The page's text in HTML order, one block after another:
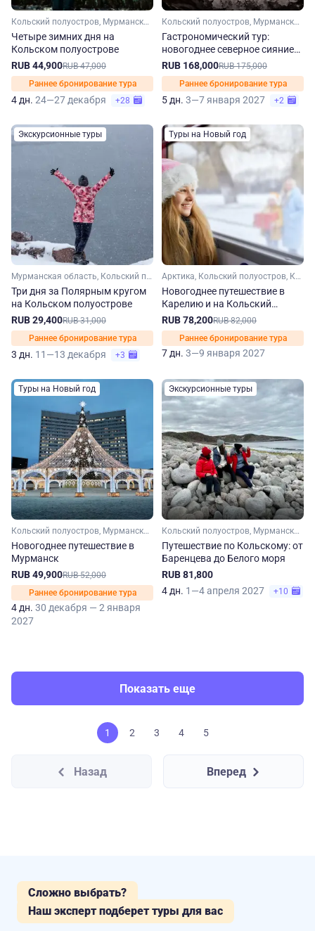
Кольский полуостров, Мурманская область, Арктика
Четыре зимних дня на
Кольском полуострове
RUB 44,900RUB 47,000
Раннее бронирование тура
4 дн. 24—27 декабря +28
Кольский полуостров, Мурманская область, Арктика
Гастрономический тур:
новогоднее северное сияние
на Кольском полуострове
RUB 168,000RUB 175,000
Раннее бронирование тура
5 дн. 3—7 января 2027 +2
Экскурсионные туры
Мурманская область, Кольский полуостров, Арктика
Три дня за Полярным кругом
на Кольском полуострове
RUB 29,400RUB 31,000
Раннее бронирование тура
3 дн. 11—13 декабря +3
Туры на Новый год
Арктика, Кольский полуостров, Карелия, Мурманская область
Новогоднее путешествие в
Карелию и на Кольский
полуостров из Санкт-
Петербурга
RUB 78,200RUB 82,000
Раннее бронирование тура
7 дн. 3—9 января 2027
Туры на Новый год
Кольский полуостров, Мурманская область, Арктика
Новогоднее путешествие в
Мурманск
RUB 49,900RUB 52,000
Раннее бронирование тура
4 дн. 30 декабря — 2 января
2027
Экскурсионные туры
Кольский полуостров, Мурманская область, Арктика
Путешествие по Кольскому: от
Баренцева до Белого моря
RUB 81,800
4 дн. 1—4 апреля 2027 +10
Показать еще
1 2 3 4 5
Назад Вперед
Сложно выбрать?
Наш эксперт подберет туры для вас